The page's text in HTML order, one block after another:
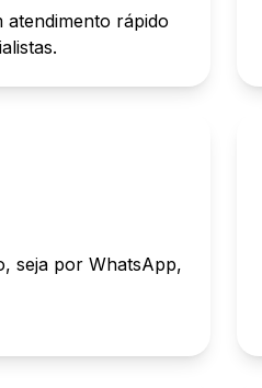
atendimento rápido
seja por WhatsApp,